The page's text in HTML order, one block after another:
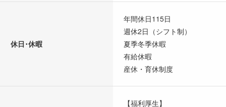
休日･休暇
年間休日115日
週休2日（シフト制）
夏季冬季休暇
有給休暇
産休・育休制度
【福利厚生】